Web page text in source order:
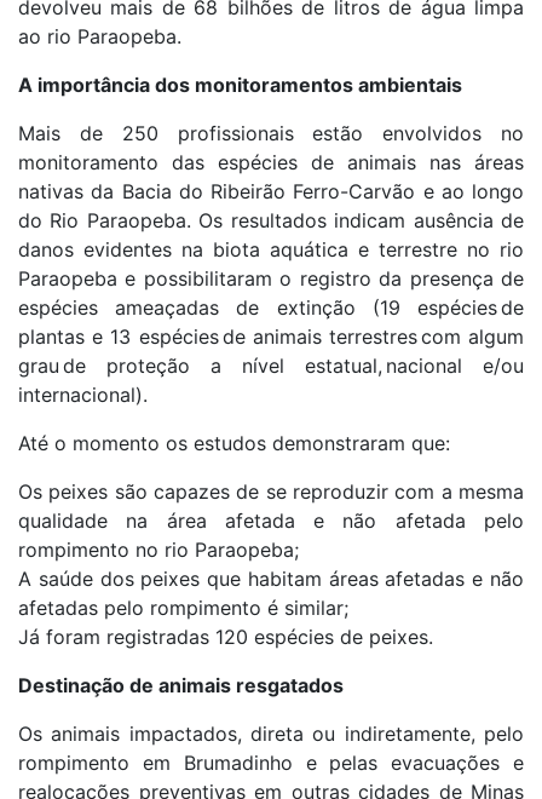
devolveu mais de 68 bilhões de litros de água limpa
ao rio Paraopeba.
A importância dos monitoramentos ambientais
Mais de 250 profissionais estão envolvidos no
monitoramento das espécies de animais nas áreas
nativas da Bacia do Ribeirão Ferro-Carvão e ao longo
do Rio Paraopeba. Os resultados indicam ausência de
danos evidentes na biota aquática e terrestre no rio
Paraopeba e possibilitaram o registro da presença de
espécies ameaçadas de extinção (19 espécies de
plantas e 13 espécies de animais terrestres com algum
grau de proteção a nível estatual, nacional e/ou
internacional).
Até o momento os estudos demonstraram que:
Os peixes são capazes de se reproduzir com a mesma
qualidade na área afetada e não afetada pelo
rompimento no rio Paraopeba;
A saúde dos peixes que habitam áreas afetadas e não
afetadas pelo rompimento é similar;
Já foram registradas 120 espécies de peixes.
Destinação de animais resgatados
Os animais impactados, direta ou indiretamente, pelo
rompimento em Brumadinho e pelas evacuações e
realocações preventivas em outras cidades de Minas